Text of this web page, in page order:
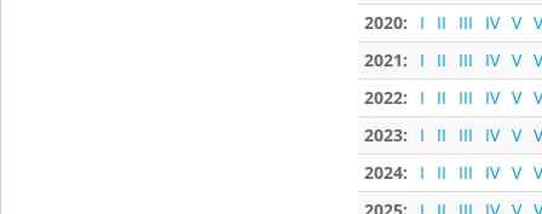
2020:
I II III IV V
2021:
I II III IV V
2022:
I II III IV V
2023:
I II III IV V
2024:
I II III IV V